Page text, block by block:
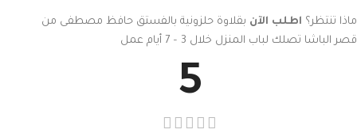
ماذا تنتظر؟ اطلب الآن بقلاوة حلزونية بالفستق حافظ مصطفى من
قصر الباشا تصلك لباب المنزل خلال 3 – 7 أيام عمل
5